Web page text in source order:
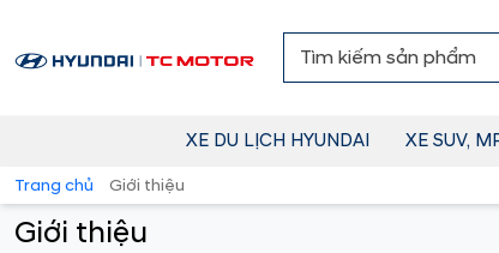
XE DU LỊCH HYUNDAI XE SUV,
Trang chủ Giới thiệu
Giới thiệu